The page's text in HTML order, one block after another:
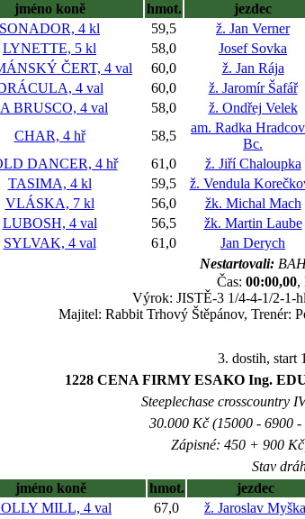
jméno koně hmot. jezdec
SONADOR, 4 kl 59,5 ž. Jan Verner
LYNETTE, 5 kl 58,0 Josef Sovka
ČERT, 4 val 60,0 ž. Jan Rája
4 val 60,0 ž. Jaromír Šafář
BRUSCO, 4 val 58,0 ž. Ondřej Velek
CHAR, 4 hř 58,5
am. Radka
Bc.
DANCER, 4 hř 61,0 ž. Jiří Chaloupka
TASIMA, 4 kl 59,5 ž. Vendula
VLÁSKA, 7 kl 56,0 žk. Michal Mach
LUBOSH, 4 val 56,5 žk. Martin Laube
SYLVAK, 4 val 61,0 Jan Derych
Nestartovali:
Čas: 00:00,00,
Výrok: JISTĚ-3 1/4-4-1/2-1-
Majitel: Rabbit Trhový Štěpánov, Trenér:
3. dostih, start
1228 CENA FIRMY ESAKO Ing.
Steeplechase crosscountry
30.000 Kč (15000 - 6900
Zápisné: 450 + 900
Stav
jméno koně hmot. jezdec
MILL, 4 val 67,0 ž. Jaroslav Myška